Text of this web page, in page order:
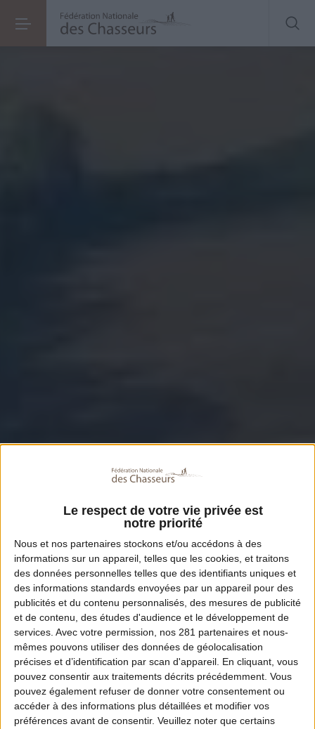
Le respect de votre vie privée est
notre priorité
Nous et nos partenaires stockons et/ou accédons à des
informations sur un appareil, telles que les cookies, et traitons
des données personnelles telles que des identifiants uniques et
des informations standards envoyées par un appareil pour des
publicités et du contenu personnalisés, des mesures de publicité
et de contenu, des études d'audience et le développement de
services. Avec votre permission, nos 281 partenaires et nous-
mêmes pouvons utiliser des données de géolocalisation
précises et d’identification par scan d'appareil. En cliquant, vous
pouvez consentir aux traitements décrits précédemment. Vous
pouvez également refuser de donner votre consentement ou
accéder à des informations plus détaillées et modifier vos
préférences avant de consentir. Veuillez noter que certains